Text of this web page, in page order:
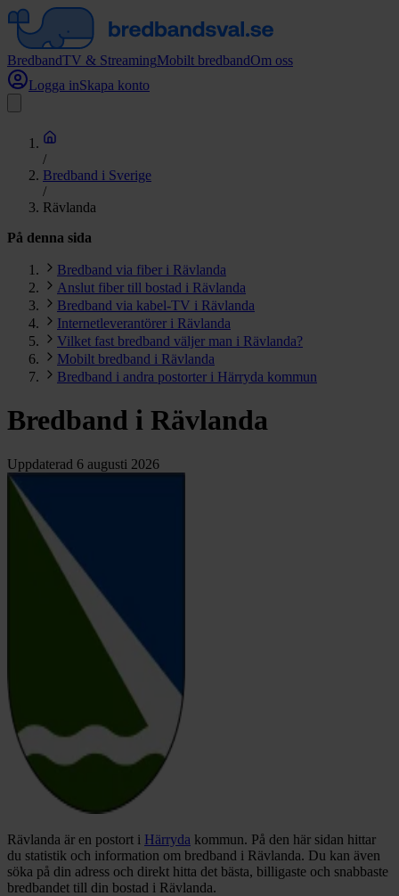
BredbandTV & StreamingMobilt bredbandOm oss
Logga inSkapa konto
/
Bredband i Sverige
/
Rävlanda
På denna sida
Bredband via fiber i Rävlanda
Anslut fiber till bostad i Rävlanda
Bredband via kabel-TV i Rävlanda
Internetleverantörer i Rävlanda
Vilket fast bredband väljer man i Rävlanda?
Mobilt bredband i Rävlanda
Bredband i andra postorter i Härryda kommun
Bredband i Rävlanda
Uppdaterad 6 augusti 2026
Rävlanda är en postort i Härryda kommun. På den här sidan hittar
du statistik och information om bredband i Rävlanda. Du kan även
söka på din adress och direkt hitta det bästa, billigaste och snabbaste
bredbandet till din bostad i Rävlanda.